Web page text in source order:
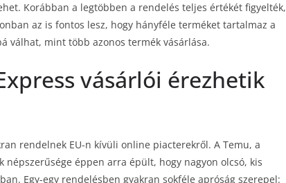
Korábban a legtöbben a rendelés teljes értékét figyelték,
az is fontos lesz, hogy hányféle terméket tartalmaz a
válhat, mint több azonos termék vásárlása.
vásárlói érezhetik
rendelnek EU-n kívüli online piacterekről. A Temu, a
népszerűsége éppen arra épült, hogy nagyon olcsó, kis
Egy-egy rendelésben gyakran sokféle apróság szerepel: